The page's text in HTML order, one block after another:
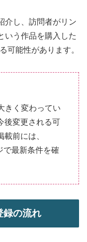
介し、訪問者がリン
いう作品を購入した
可能性があります。
きく変わってい
後変更される可
前には、
で最新条件を確
録の流れ